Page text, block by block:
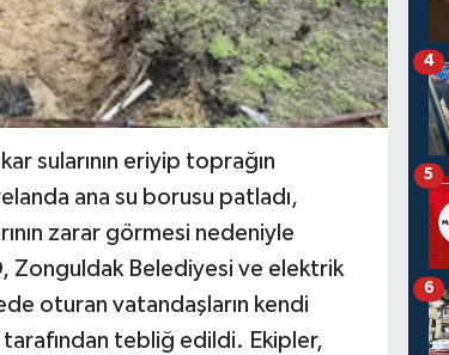
sularının eriyip toprağın
ana su borusu patladı,
zarar görmesi nedeniyle
Zonguldak Belediyesi ve elektrik
oturan vatandaşların kendi
tebliğ edildi. Ekipler,
4
5
6